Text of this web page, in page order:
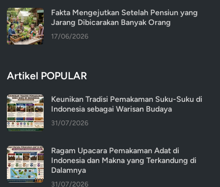
Fakta Mengejutkan Setelah Pensiun yang
Jarang Dibicarakan Banyak Orang
17/06/2026
Artikel POPULAR
Keunikan Tradisi Pemakaman Suku-Suku di
Indonesia sebagai Warisan Budaya
31/07/2026
Ragam Upacara Pemakaman Adat di
Indonesia dan Makna yang Terkandung di
Dalamnya
31/07/2026